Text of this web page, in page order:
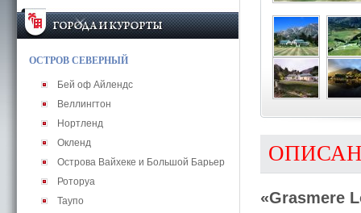
ОСТРОВ СЕВЕРНЫЙ
Бей оф Айлендс
Веллингтон
Нортленд
Окленд
Острова Вайхеке и Большой Барьер
Роторуа
Таупо
«Grasmere